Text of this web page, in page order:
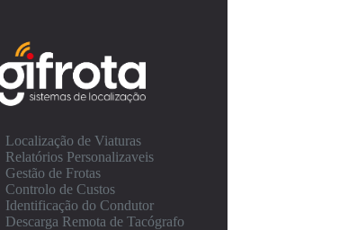
Localização de Viaturas
Relatórios Personalizaveis
Gestão de Frotas
Controlo de Custos
Identificação do Condutor
Descarga Remota de Tacógrafo